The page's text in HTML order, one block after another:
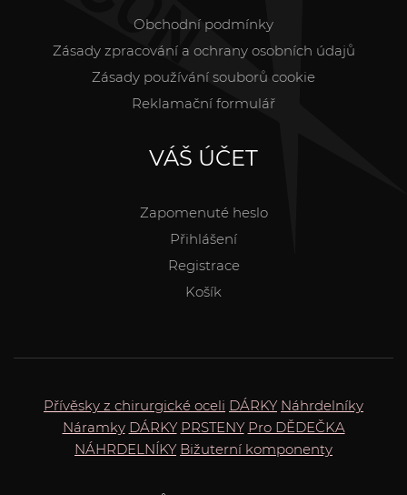
Obchodní podmínky
Zásady zpracování a ochrany osobních údajů
Zásady používání souborů cookie
Reklamační formulář
VÁŠ ÚČET
Zapomenuté heslo
Přihlášení
Registrace
Košík
Přívěsky z chirurgické oceli DÁRKY Náhrdelníky
Náramky DÁRKY PRSTENY Pro DĚDEČKA
NÁHRDELNÍKY Bižuterní komponenty